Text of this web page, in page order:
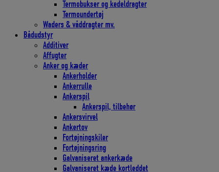
Termobukser og kedeldragter
Termoundertøj
Waders & våddragter mv.
Bådudstyr
Additiver
Affugter
Anker og kæder
Ankerholder
Ankerrulle
Ankerspil
Ankerspil, tilbehør
Ankersvirvel
Ankertov
Fortøjningskiler
Fortøjningsring
Galvaniseret ankerkæde
Galvaniseret kæde kortleddet